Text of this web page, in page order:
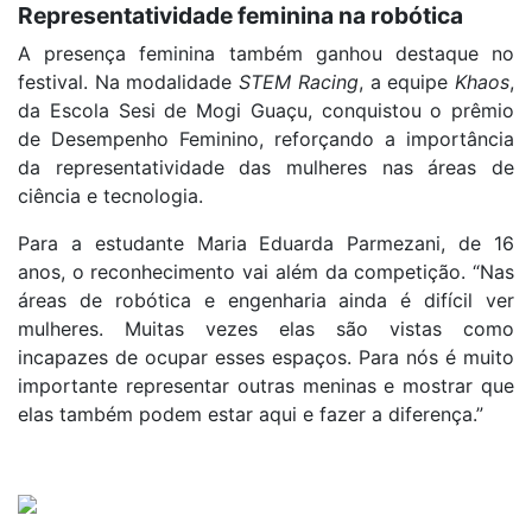
Representatividade feminina na robótica
A presença feminina também ganhou destaque no
festival. Na modalidadeSTEM Racing, a equipeKhaos,
da Escola Sesi de Mogi Guaçu, conquistou o prêmio
de Desempenho Feminino, reforçando a importância
da representatividade das mulheres nas áreas de
ciência e tecnologia.
Para a estudante Maria Eduarda Parmezani, de 16
anos, o reconhecimento vai além da competição. “Nas
áreas de robótica e engenharia ainda é difícil ver
mulheres. Muitas vezes elas são vistas como
incapazes de ocupar esses espaços. Para nós é muito
importante representar outras meninas e mostrar que
elas também podem estar aqui e fazer a diferença.”